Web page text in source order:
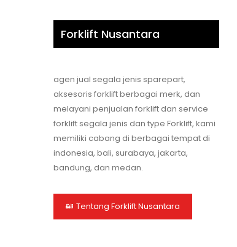
Forklift Nusantara
agen jual segala jenis sparepart,
aksesoris forklift berbagai merk, dan
melayani penjualan forklift dan service
forklift segala jenis dan type Forklift, kami
memiliki cabang di berbagai tempat di
indonesia, bali, surabaya, jakarta,
bandung, dan medan.
Tentang Forklift Nusantara